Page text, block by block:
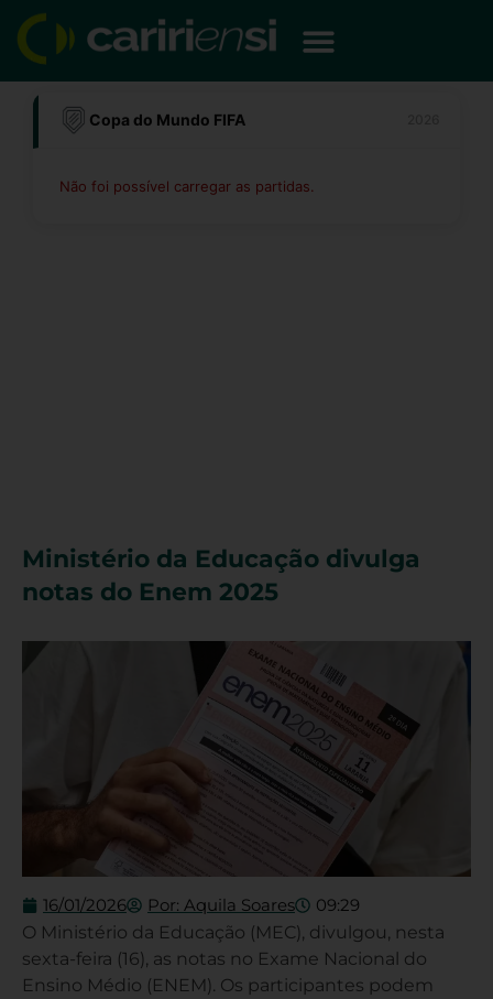
para
conteúdo
Copa do Mundo FIFA
Não foi possível carregar as partidas.
Ministério da Educação divulga
notas do Enem 2025
16/01/2026 Por: Aquila Soares 09:29
O Ministério da Educação (MEC), divulgou, nesta
sexta-feira (16), as notas no Exame Nacional do
Ensino Médio (ENEM). Os participantes podem